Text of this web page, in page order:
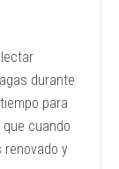
durante
para
cuando
renovado y